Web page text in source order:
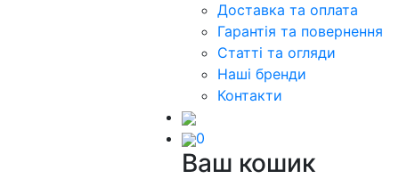
Доставка та оплата
Гарантія та повернення
Статті та огляди
Наші бренди
Контакти
0
Ваш кошик